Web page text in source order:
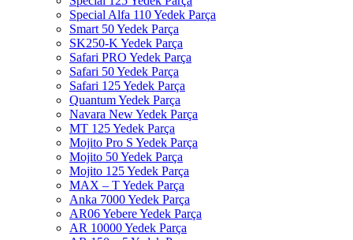
Special Alfa 110 Yedek Parça
Smart 50 Yedek Parça
SK250-K Yedek Parça
Safari PRO Yedek Parça
Safari 50 Yedek Parça
Safari 125 Yedek Parça
Quantum Yedek Parça
Navara New Yedek Parça
MT 125 Yedek Parça
Mojito Pro S Yedek Parça
Mojito 50 Yedek Parça
Mojito 125 Yedek Parça
MAX – T Yedek Parça
Anka 7000 Yedek Parça
AR06 Yebere Yedek Parça
AR 10000 Yedek Parça